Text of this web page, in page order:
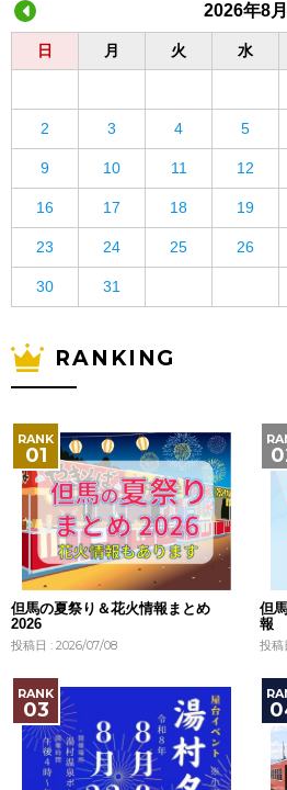
2026年8月
日 月 火 水
2 3 4 5
9 10 11 12
16 17 18 19
23 24 25 26
30 31
RANKING
但馬の夏祭り＆花火情報まとめ
2026
投稿日 : 2026/07/08
但
報
投稿